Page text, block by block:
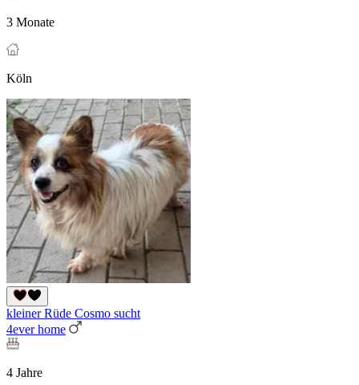
3 Monate
Köln
kleiner Rüde Cosmo sucht
4ever home
4 Jahre